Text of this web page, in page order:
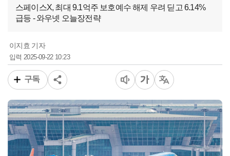
스페이스X, 최대 9.1억주 보호예수 해제 우려 딛고 6.14%
급등 - 와우넷 오늘장전략
이지효 기자
입력 2025-09-22 10:23
구독